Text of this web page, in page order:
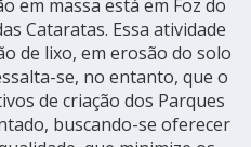
em massa está em Foz do
Cataratas. Essa atividade
de lixo, em erosão do solo
se, no entanto, que o
de criação dos Parques
buscando-se oferecer